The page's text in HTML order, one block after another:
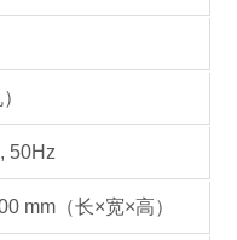
50Hz
mm（长×宽×高）